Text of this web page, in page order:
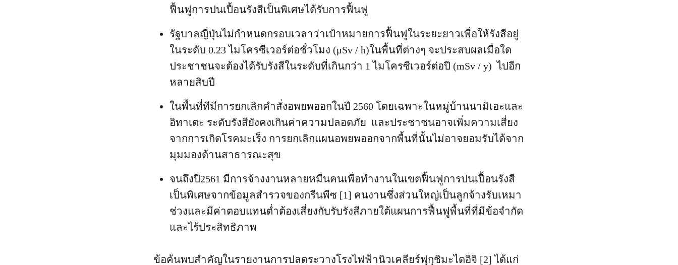
ฟื้นฟูการปนเปื้อนรังสีเป็นพิเศษได้รับการฟื้นฟู
รัฐบาลญี่ปุ่นไม่กำหนดกรอบเวลาว่าเป้าหมายการฟื้นฟูในระยะยาวเพื่อให้รังสีอยู่
ในระดับ 0.23 ไมโครซีเวอร์ต่อชั่วโมง (μSv / h)ในพื้นที่ต่างๆ จะประสบผลเมื่อใด
ประชาชนจะต้องได้รับรังสีในระดับที่เกินกว่า 1 ไมโครซีเวอร์ต่อปี (mSv / y) ไปอีก
หลายสิบปี
ในพื้นที่ทีมีการยกเลิกคำสั่งอพยพออกในปี 2560 โดยเฉพาะในหมู่บ้านนามิเอะและ
อิทาเตะ ระดับรังสียังคงเกินค่าความปลอดภัย และประชาชนอาจเพิ่มความเสี่ยง
จากการเกิดโรคมะเร็ง การยกเลิกแผนอพยพออกจากพื้นที่นั้นไม่อาจยอมรับได้จาก
มุมมองด้านสาธารณะสุข
จนถึงปี2561 มีการจ้างงานหลายหมื่นคนเพื่อทำงานในเขตฟื้นฟูการปนเปื้อนรังสี
เป็นพิเศษจากข้อมูลสำรวจของกรีนพีซ [1] คนงานซึ่งส่วนใหญ่เป็นลูกจ้างรับเหมา
ช่วงและมีค่าตอบแทนต่ำต้องเสี่ยงกับรับรังสีภายใต้แผนการฟื้นฟูพื้นที่ที่มีข้อจำกัด
และไร้ประสิทธิภาพ
ข้อค้นพบสำคัญในรายงานการปลดระวางโรงไฟฟ้านิวเคลียร์ฟุกุชิมะไดอิจิ [2] ได้แก่